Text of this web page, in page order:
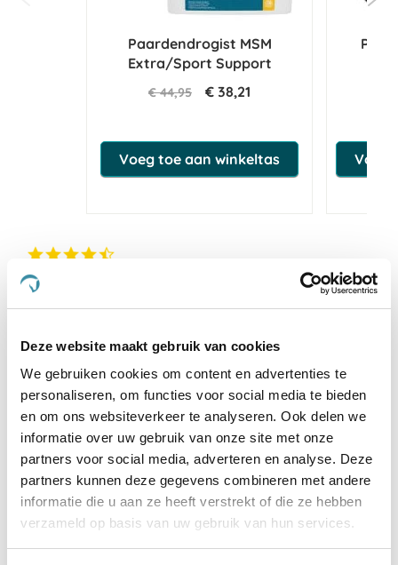
Deze website maakt gebruik van cookies
We gebruiken cookies om content en advertenties te
personaliseren, om functies voor social media te bieden
en om ons websiteverkeer te analyseren. Ook delen we
informatie over uw gebruik van onze site met onze
partners voor social media, adverteren en analyse. Deze
partners kunnen deze gegevens combineren met andere
informatie die u aan ze heeft verstrekt of die ze hebben
verzameld op basis van uw gebruik van hun services.
Paardendrogist MSM
Extra/Sport Support
€ 44,95 € 38,21
Voeg toe aan winkeltas Voeg
52 Beoordelingen
Schrijf Een Review Stel Een Vraag
BEOORDELINGEN VRAGEN
52 Beoordelingen
Dieuwke B. Geverifieerde koper
5.0